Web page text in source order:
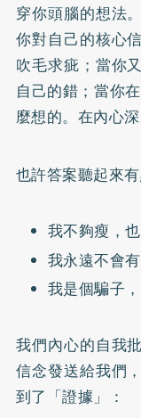
穿你頭腦的想法
你對自己的核心
吹毛求疵；當你
自己的錯；當你
麼想的。在內心
也許答案聽起來
我不夠瘦，也
我永遠不會
我是個騙子
我們內心的自我
信念發送給我們
到了「證據」：